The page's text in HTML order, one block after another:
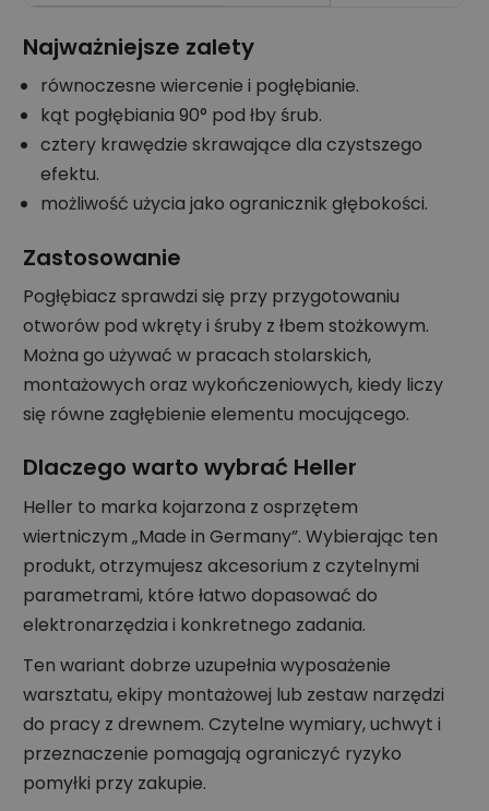
Najważniejsze zalety
równoczesne wiercenie i pogłębianie.
kąt pogłębiania 90° pod łby śrub.
cztery krawędzie skrawające dla czystszego
efektu.
możliwość użycia jako ogranicznik głębokości.
Zastosowanie
Pogłębiacz sprawdzi się przy przygotowaniu
otworów pod wkręty i śruby z łbem stożkowym.
Można go używać w pracach stolarskich,
montażowych oraz wykończeniowych, kiedy liczy
się równe zagłębienie elementu mocującego.
Dlaczego warto wybrać Heller
Heller to marka kojarzona z osprzętem
wiertniczym „Made in Germany”. Wybierając ten
produkt, otrzymujesz akcesorium z czytelnymi
parametrami, które łatwo dopasować do
elektronarzędzia i konkretnego zadania.
Ten wariant dobrze uzupełnia wyposażenie
warsztatu, ekipy montażowej lub zestaw narzędzi
do pracy z drewnem. Czytelne wymiary, uchwyt i
przeznaczenie pomagają ograniczyć ryzyko
pomyłki przy zakupie.